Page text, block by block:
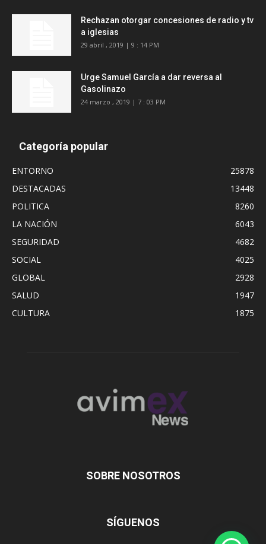
Rechazan otorgar concesiones de radio y tv
a iglesias
29 abril , 2019 | 9 : 14 PM
Urge Samuel García a dar reversa al
Gasolinazo
24 marzo , 2019 | 7 : 03 PM
Categoría popular
ENTORNO
25878
DESTACADAS
13448
POLITICA
8260
LA NACIÓN
6043
SEGURIDAD
4682
SOCIAL
4025
GLOBAL
2928
SALUD
1947
CULTURA
1875
SOBRE NOSOTROS
SÍGUENOS